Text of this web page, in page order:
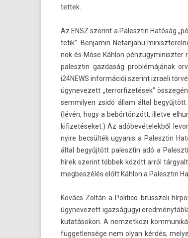
tettek.
Az ENSZ szerint a Palesztin Hatóság
tetik”. Be­njamin Netan­jahu
nök és Móse Káhlon
palesztin gaz­daság problémájának
i24NEWS in­for­mációi szerint iz­raeli
úgynevezett „ter­rorfizetések”
sem­mily­en zsidó állam által
(lévén, hogy a bebörtönzött, il­let­ve
kifizetéseket.) Az adóbevételek­ből
nyire becsülték ugyanis a Palesztin
által begyűjtött palesztin adó a
hírek szerint többek között arról
meg­beszélés előtt Káhlon a Palesztin
Kovács Zoltán a Politico brüsszeli
úgynevezett igazságügyi
kutatásokon. A nem­zetközi
füg­getlen­sége nem olyan kérdés,